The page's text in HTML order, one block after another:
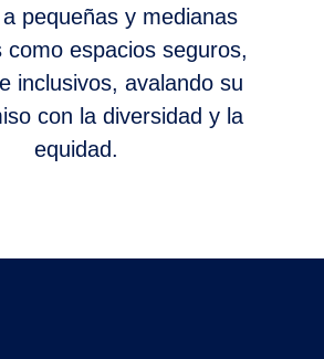
pequeñas y medianas
como espacios seguros,
inclusivos, avalando su
con la diversidad y la
equidad.